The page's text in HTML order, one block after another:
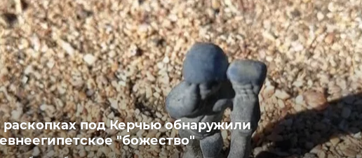
под Керчью обнаружили
"божество"